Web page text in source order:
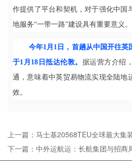
作提供了平台和契机，对于强化中国
地服务“一带一路”建设具有重要意义。
今年1月1日，首趟从中国开往英
于1月18日抵达伦敦。 据运营方介绍
通，意味着中英贸易物流实现全陆地
效。
上一篇：马士基20568TEU全球最大集
下一篇：中外运航运：长航集团与招商